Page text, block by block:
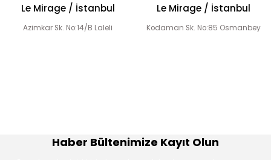
Le Mirage / İstanbul
Azimkar Sk. No:14/B Laleli
Le Mirage / İstanbul
Kodaman Sk. No:85 Osmanbey
Haber Bültenimize Kayıt Olun